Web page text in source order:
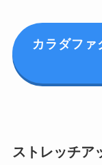
カラダファ
ストレッチア